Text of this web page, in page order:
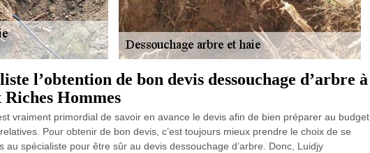
l’obtention de bon devis dessouchage d’arbre à
Hommes
vraiment primordial de savoir en avance le devis afin de bien préparer au budget
Pour obtenir de bon devis, c’est toujours mieux prendre le choix de se
au spécialiste pour être sûr au devis dessouchage d’arbre. Donc, Luidjy